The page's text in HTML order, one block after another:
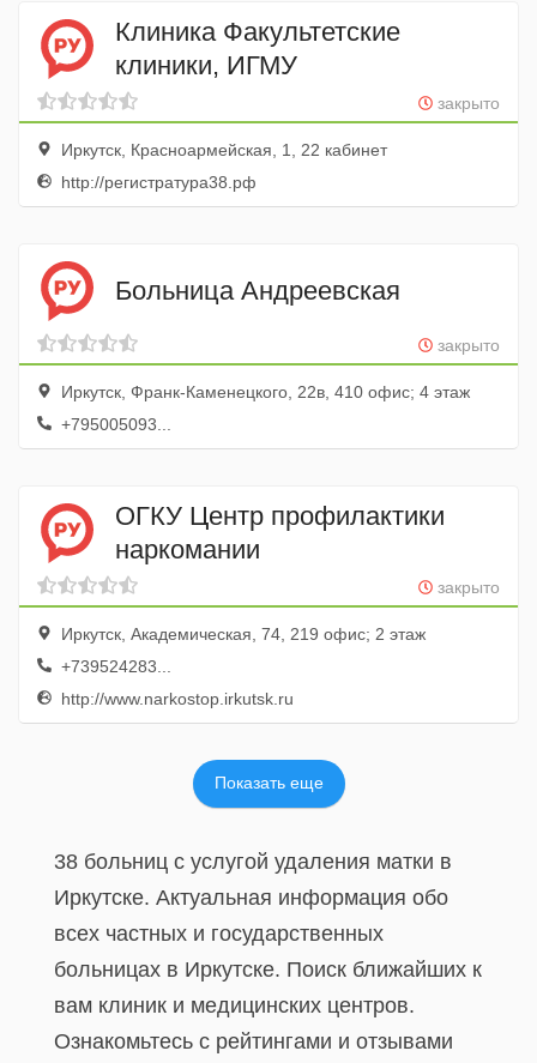
Клиника Факультетские
клиники, ИГМУ
закрыто
Иркутск, Красноармейская, 1, 22 кабинет
http://регистратура38.рф
Больница Андреевская
закрыто
Иркутск, Франк-Каменецкого, 22в, 410 офис; 4 этаж
+795005093...
ОГКУ Центр профилактики
наркомании
закрыто
Иркутск, Академическая, 74, 219 офис; 2 этаж
+739524283...
http://www.narkostop.irkutsk.ru
Показать еще
38 больниц с услугой удаления матки в
Иркутске. Актуальная информация обо
всех частных и государственных
больницах в Иркутске. Поиск ближайших к
вам клиник и медицинских центров.
Ознакомьтесь с рейтингами и отзывами